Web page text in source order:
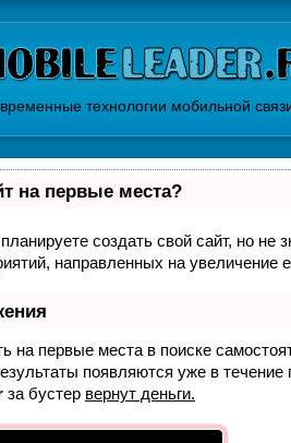
технологии мобильной
на первые места?
создать свой сайт, но не
направленных на увеличение
на первые места в поиске
появляются уже в
за бустер вернут деньги.